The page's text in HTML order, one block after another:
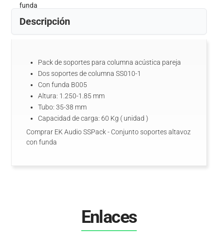
Descripción
Pack de soportes para columna acústica pareja
Dos soportes de columna SS010-1
Con funda B005
Altura: 1.250-1.85 mm
Tubo: 35-38 mm
Capacidad de carga: 60 Kg ( unidad )
Comprar EK Audio SSPack - Conjunto soportes altavoz
con funda
Enlaces